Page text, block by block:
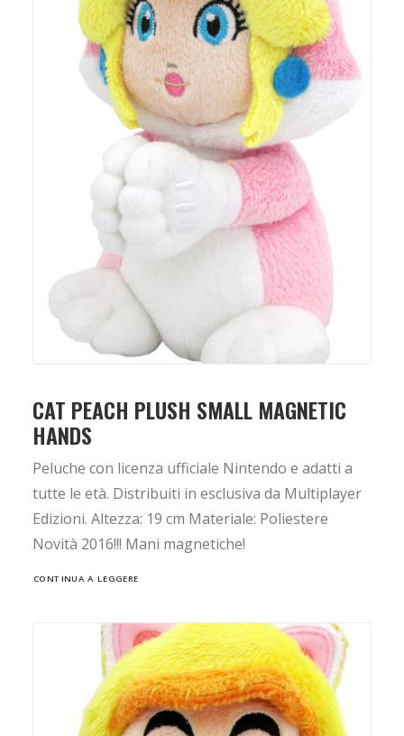
CAT PEACH PLUSH SMALL MAGNETIC
HANDS
Peluche con licenza ufficiale Nintendo e adatti a
tutte le età. Distribuiti in esclusiva da Multiplayer
Edizioni. Altezza: 19 cm Materiale: Poliestere
Novità 2016!!! Mani magnetiche!
CONTINUA A LEGGERE